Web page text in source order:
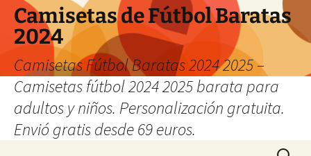
Camisetas de Fútbol Baratas
2024
Camisetas Fútbol Baratas 2024 2025 –
Camisetas fútbol 2024 2025 barata para
adultos y niños. Personalización gratuita.
Envió gratis desde 69 euros.
Buscar: